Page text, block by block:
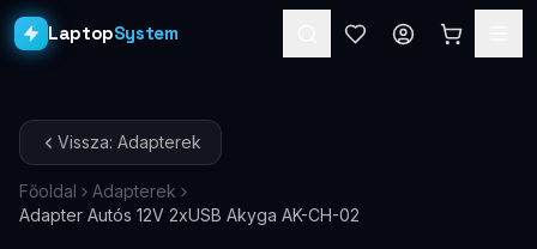
LaptopSystem
Asztali PC-k
Workstation PRO
Vissza: Adapterek
Főoldal
Adapterek
Adapter Autós 12V 2xUSB Akyga AK-CH-02